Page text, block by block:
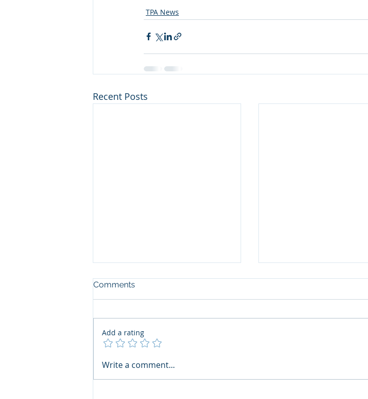
TPA News
Recent Posts
เชิญชวนสมาชิกฯ ร่วมส่งผล
งานเข้าประกวด Thai Print
Print Awards 2026
Comments
Add a rating
Write a comment...